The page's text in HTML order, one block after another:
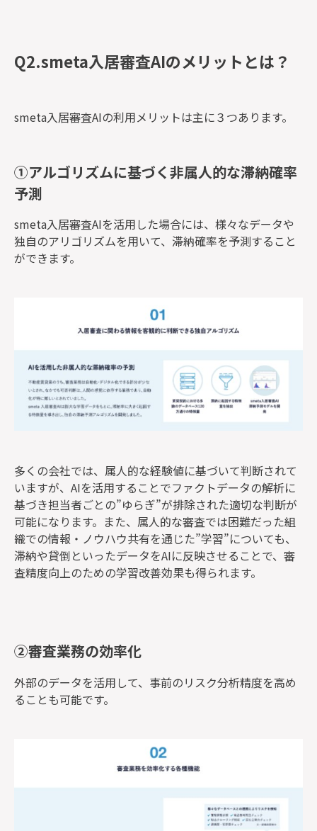
Q2.smeta入居審査AIのメリットとは？
smeta入居審査AIの利用メリットは主に３つあります。
①アルゴリズムに基づく非属人的な滞納確率
予測
smeta入居審査AIを活用した場合には、様々なデータや
独自のアリゴリズムを用いて、滞納確率を予測すること
ができます。
多くの会社では、属人的な経験値に基づいて判断されて
いますが、AIを活用することでファクトデータの解析に
基づき担当者ごとの”ゆらぎ”が排除された適切な判断が
可能になります。また、属人的な審査では困難だった組
織での情報・ノウハウ共有を通じた”学習”についても、
滞納や貸倒といったデータをAIに反映させることで、審
査精度向上のための学習改善効果も得られます。
②審査業務の効率化
外部のデータを活用して、事前のリスク分析精度を高め
ることも可能です。